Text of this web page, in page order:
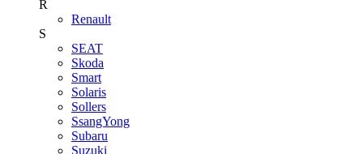
R
Renault
S
SEAT
Skoda
Smart
Solaris
Sollers
SsangYong
Subaru
Suzuki